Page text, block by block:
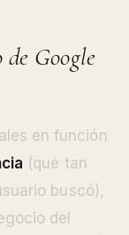
Google
en función
(qué tan
buscó),
del